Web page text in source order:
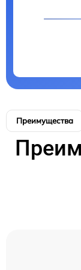
Преимущества